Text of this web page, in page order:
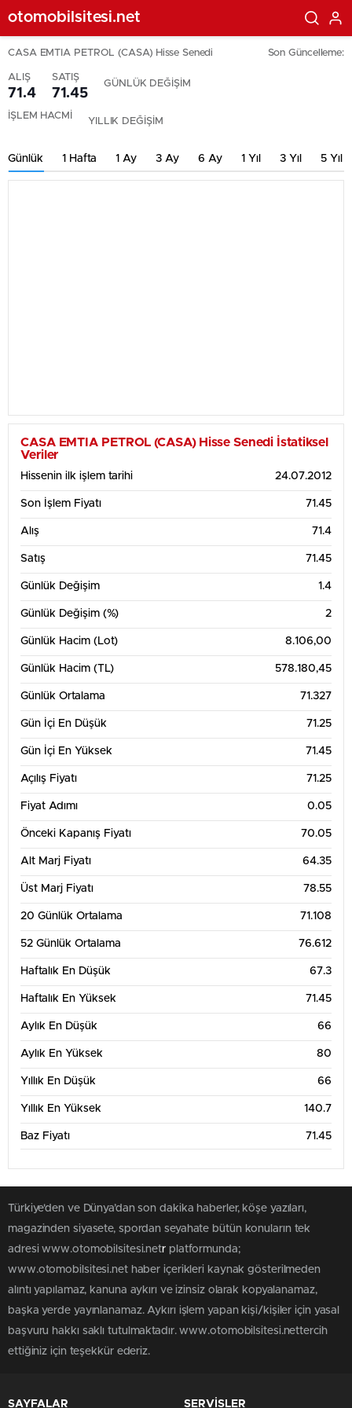
otomobilsitesi.net
CASA EMTIA PETROL (CASA) Hisse Senedi Son Güncelleme:
ALIŞ
71.4
SATIŞ
71.45
GÜNLÜK DEĞİŞİM
İŞLEM HACMİ YILLIK DEĞİŞİM
Günlük 1 Hafta 1 Ay 3 Ay 6 Ay 1 Yıl 3 Yıl 5 Yıl
CASA EMTIA PETROL (CASA) Hisse Senedi İstatiksel
Veriler
Hissenin ilk işlem tarihi 24.07.2012
Son İşlem Fiyatı 71.45
Alış 71.4
Satış 71.45
Günlük Değişim 1.4
Günlük Değişim (%) 2
Günlük Hacim (Lot) 8.106,00
Günlük Hacim (TL) 578.180,45
Günlük Ortalama 71.327
Gün İçi En Düşük 71.25
Gün İçi En Yüksek 71.45
Açılış Fiyatı 71.25
Fiyat Adımı 0.05
Önceki Kapanış Fiyatı 70.05
Alt Marj Fiyatı 64.35
Üst Marj Fiyatı 78.55
20 Günlük Ortalama 71.108
52 Günlük Ortalama 76.612
Haftalık En Düşük 67.3
Haftalık En Yüksek 71.45
Aylık En Düşük 66
Aylık En Yüksek 80
Yıllık En Düşük 66
Yıllık En Yüksek 140.7
Baz Fiyatı 71.45
Türkiye'den ve Dünya’dan son dakika haberler, köşe yazıları,
magazinden siyasete, spordan seyahate bütün konuların tek
adresi www.otomobilsitesi.netr platformunda;
www.otomobilsitesi.net haber içerikleri kaynak gösterilmeden
alıntı yapılamaz, kanuna aykırı ve izinsiz olarak kopyalanamaz,
başka yerde yayınlanamaz. Aykırı işlem yapan kişi/kişiler için yasal
başvuru hakkı saklı tutulmaktadır. www.otomobilsitesi.nettercih
ettiğiniz için teşekkür ederiz.
SAYFALAR SERVİSLER